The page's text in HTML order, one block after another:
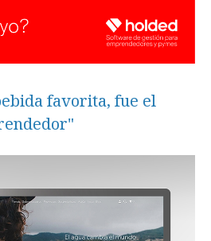
favorita, fue el